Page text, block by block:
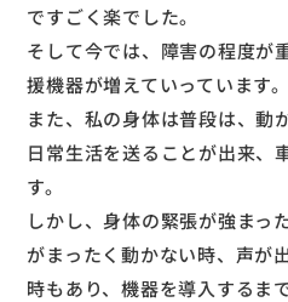
ですごく楽でした。
そして今では、障害の程度が
援機器が増えていっています。
また、私の身体は普段は、動
日常生活を送ることが出来、
す。
しかし、身体の緊張が強まっ
がまったく動かない時、声が
時もあり、機器を導入するま